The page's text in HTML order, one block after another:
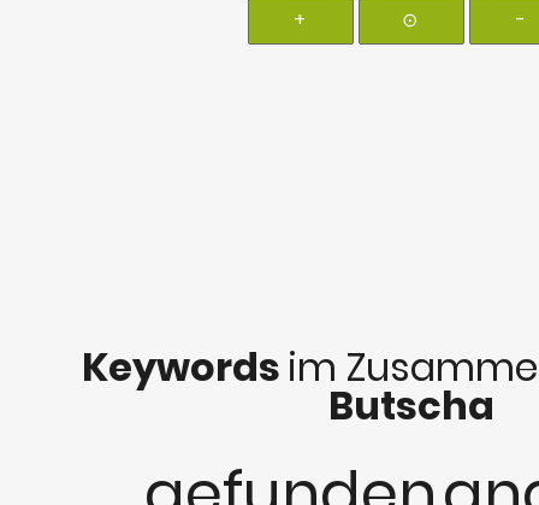
+ ⊙ -
Keywords im
Butscha